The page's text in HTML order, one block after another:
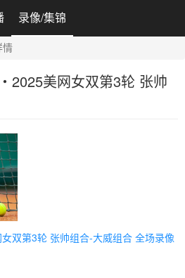
录像/集锦
情
2025美网女双第3轮 张帅
双第3轮 张帅组合-大威组合 全场录像